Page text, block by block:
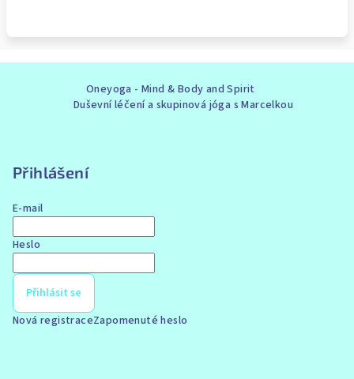
Oneyoga - Mind & Body and Spirit
Duševní léčení a skupinová jóga s Marcelkou
Přihlášení
E-mail
Heslo
Přihlásit se
Nová registraceZapomenuté heslo